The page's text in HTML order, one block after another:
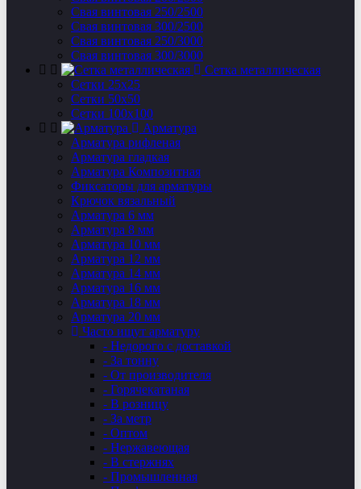
Свая винтовая 250/2500
Свая винтовая 300/2500
Свая винтовая 250/3000
Свая винтовая 300/3000
Сетка металлическая
Сетки 25х25
Сетки 50х50
Сетки 100х100
Арматура
Арматура рифленая
Арматура гладкая
Арматура Композитная
Фиксаторы для арматуры
Крючок вязальный
Арматура 6 мм
Арматура 8 мм
Арматура 10 мм
Арматура 12 мм
Арматура 14 мм
Арматура 16 мм
Арматура 18 мм
Арматура 20 мм
Часто ищут арматуру
- Недорого с доставкой
- За тонну
- От производителя
- Горячекатаная
- В розницу
- За метр
- Оптом
- Нержавеющая
- В стержнях
- Промышленная